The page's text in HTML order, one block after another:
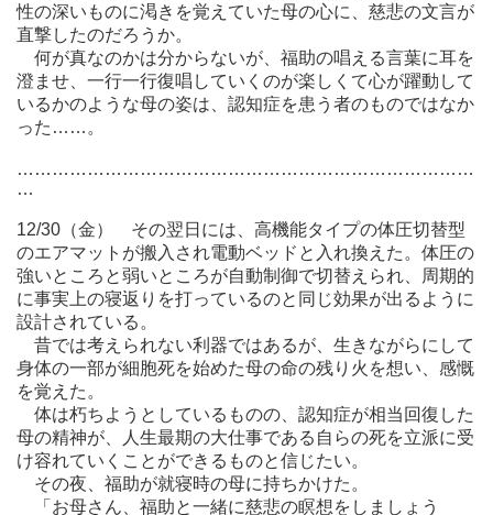
性の深いものに渇きを覚えていた母の心に、慈悲の文言が
直撃したのだろうか。
何が真なのかは分からないが、福助の唱える言葉に耳を
澄ませ、一行一行復唱していくのが楽しくて心が躍動して
いるかのような母の姿は、認知症を患う者のものではなか
った……。
……………………………………………………………………
…
12/30（金） その翌日には、高機能タイプの体圧切替型
のエアマットが搬入され電動ベッドと入れ換えた。体圧の
強いところと弱いところが自動制御で切替えられ、周期的
に事実上の寝返りを打っているのと同じ効果が出るように
設計されている。
昔では考えられない利器ではあるが、生きながらにして
身体の一部が細胞死を始めた母の命の残り火を想い、感慨
を覚えた。
体は朽ちようとしているものの、認知症が相当回復した
母の精神が、人生最期の大仕事である自らの死を立派に受
け容れていくことができるものと信じたい。
その夜、福助が就寝時の母に持ちかけた。
「お母さん、福助と一緒に慈悲の瞑想をしましょう